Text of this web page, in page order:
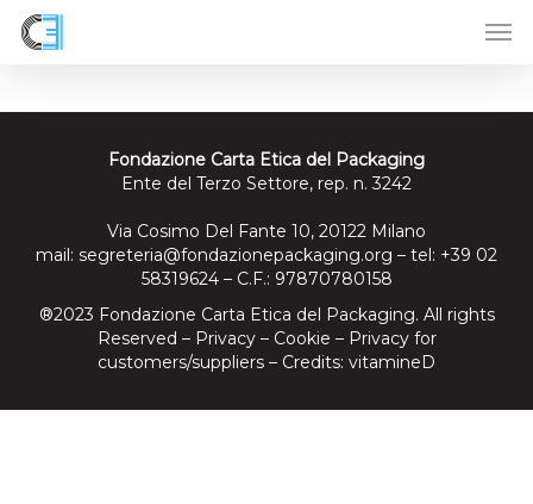
Skip
Fondazione Carta Etica del Packaging
Ente del Terzo Settore, rep. n. 3242
Via Cosimo Del Fante 10, 20122 Milano
mail: segreteria@fondazionepackaging.org – tel: +39 02
58319624 – C.F.: 97870780158
®2023 Fondazione Carta Etica del Packaging. All rights
Reserved – Privacy– Cookie – Privacy for
customers/suppliers – Credits: vitamineD